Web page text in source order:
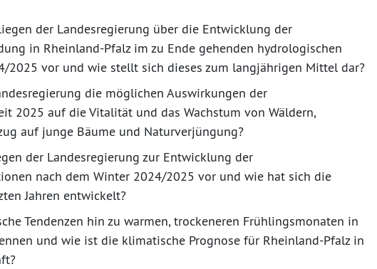
der Landesregierung über die Entwicklung der
in Rheinland-Pfalz im zu Ende gehenden hydrologischen
2025 vor und wie stellt sich dieses zum langjährigen Mittel dar?
die möglichen Auswirkungen der
2025 auf die Vitalität und das Wachstum von Wäldern,
auf junge Bäume und Naturverjüngung?
der Landesregierung zur Entwicklung der
nach dem Winter 2024/2025 vor und wie hat sich die
Jahren entwickelt?
Tendenzen hin zu warmen, trockeneren Frühlingsmonaten in
und wie ist die klimatische Prognose für Rheinland-Pfalz in